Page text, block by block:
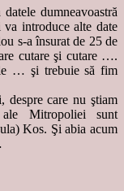
dumneavoastră
va introduce alte date
s-a însurat de 25 de
cutare şi cutare ….
… şi trebuie să fim
despre care nu ştiam
Mitropoliei sunt
Kos. Şi abia acum